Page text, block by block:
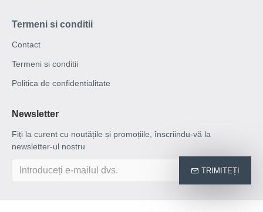
Termeni si conditii
Contact
Termeni si conditii
Politica de confidentialitate
Newsletter
Fiți la curent cu noutățile și promoțiile, înscriindu-vă la
newsletter-ul nostru
TRIMITEȚI